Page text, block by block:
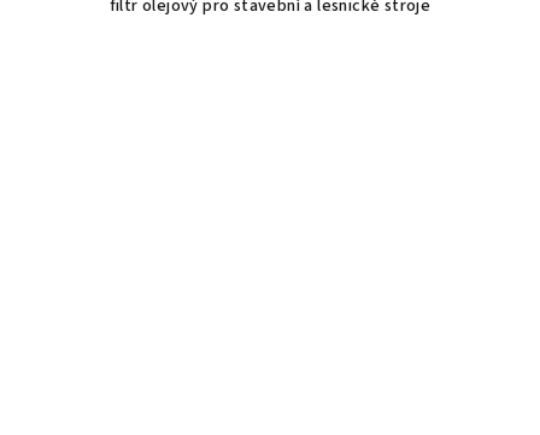
filtr olejový pro stavební a lesnické stroje